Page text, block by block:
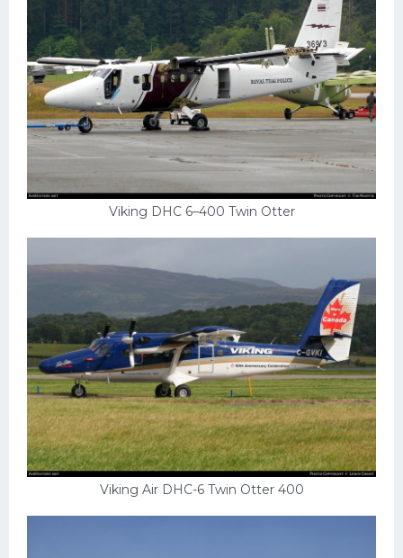
Viking DHC 6–400 Twin Otter
Viking Air DHC-6 Twin Otter 400